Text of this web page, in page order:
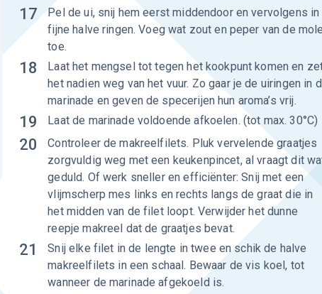
17
Pel de ui, snij hem eerst middendoor en vervolgens in
fijne halve ringen. Voeg wat zout en peper van de
toe.
18
Laat het mengsel tot tegen het kookpunt komen en
het nadien weg van het vuur. Zo gaar je de uiringen in
marinade en geven de specerijen hun aroma’s vrij.
19 Laat de marinade voldoende afkoelen. (tot max. 30°C)
20
Controleer de makreelfilets. Pluk vervelende graatjes
zorgvuldig weg met een keukenpincet, al vraagt dit
geduld. Of werk sneller en efficiënter: Snij met een
vlijmscherp mes links en rechts langs de graat die in
het midden van de filet loopt. Verwijder het dunne
reepje makreel dat de graatjes bevat.
21
Snij elke filet in de lengte in twee en schik de halve
makreelfilets in een schaal. Bewaar de vis koel, tot
wanneer de marinade afgekoeld is.